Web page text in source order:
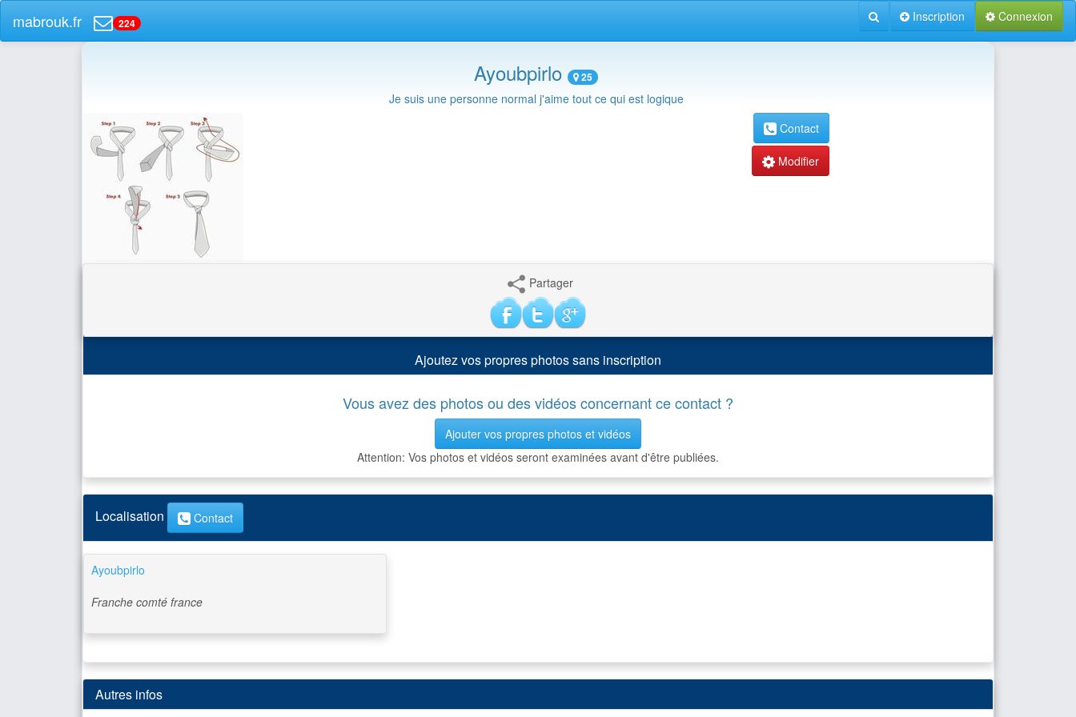
mabrouk.fr 224 Connexion
Inscription
Ayoubpirlo 25
Je suis une personne normal j'aime tout ce qui est logique
Contact
Modifier
Partager
Ajoutez vos propres photos sans inscription
Vous avez des photos ou des vidéos concernant ce contact ?
Ajouter vos propres photos et vidéos
Attention: Vos photos et vidéos seront examinées avant d'être publiées.
Localisation Contact
Ayoubpirlo
Franche comté france
Autres infos